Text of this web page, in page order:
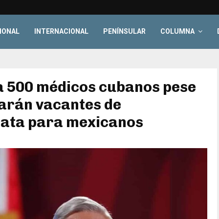
INTERNACIONAL PENÍNSULAR COLUMNA
médicos cubanos pese
vacantes de
para mexicanos